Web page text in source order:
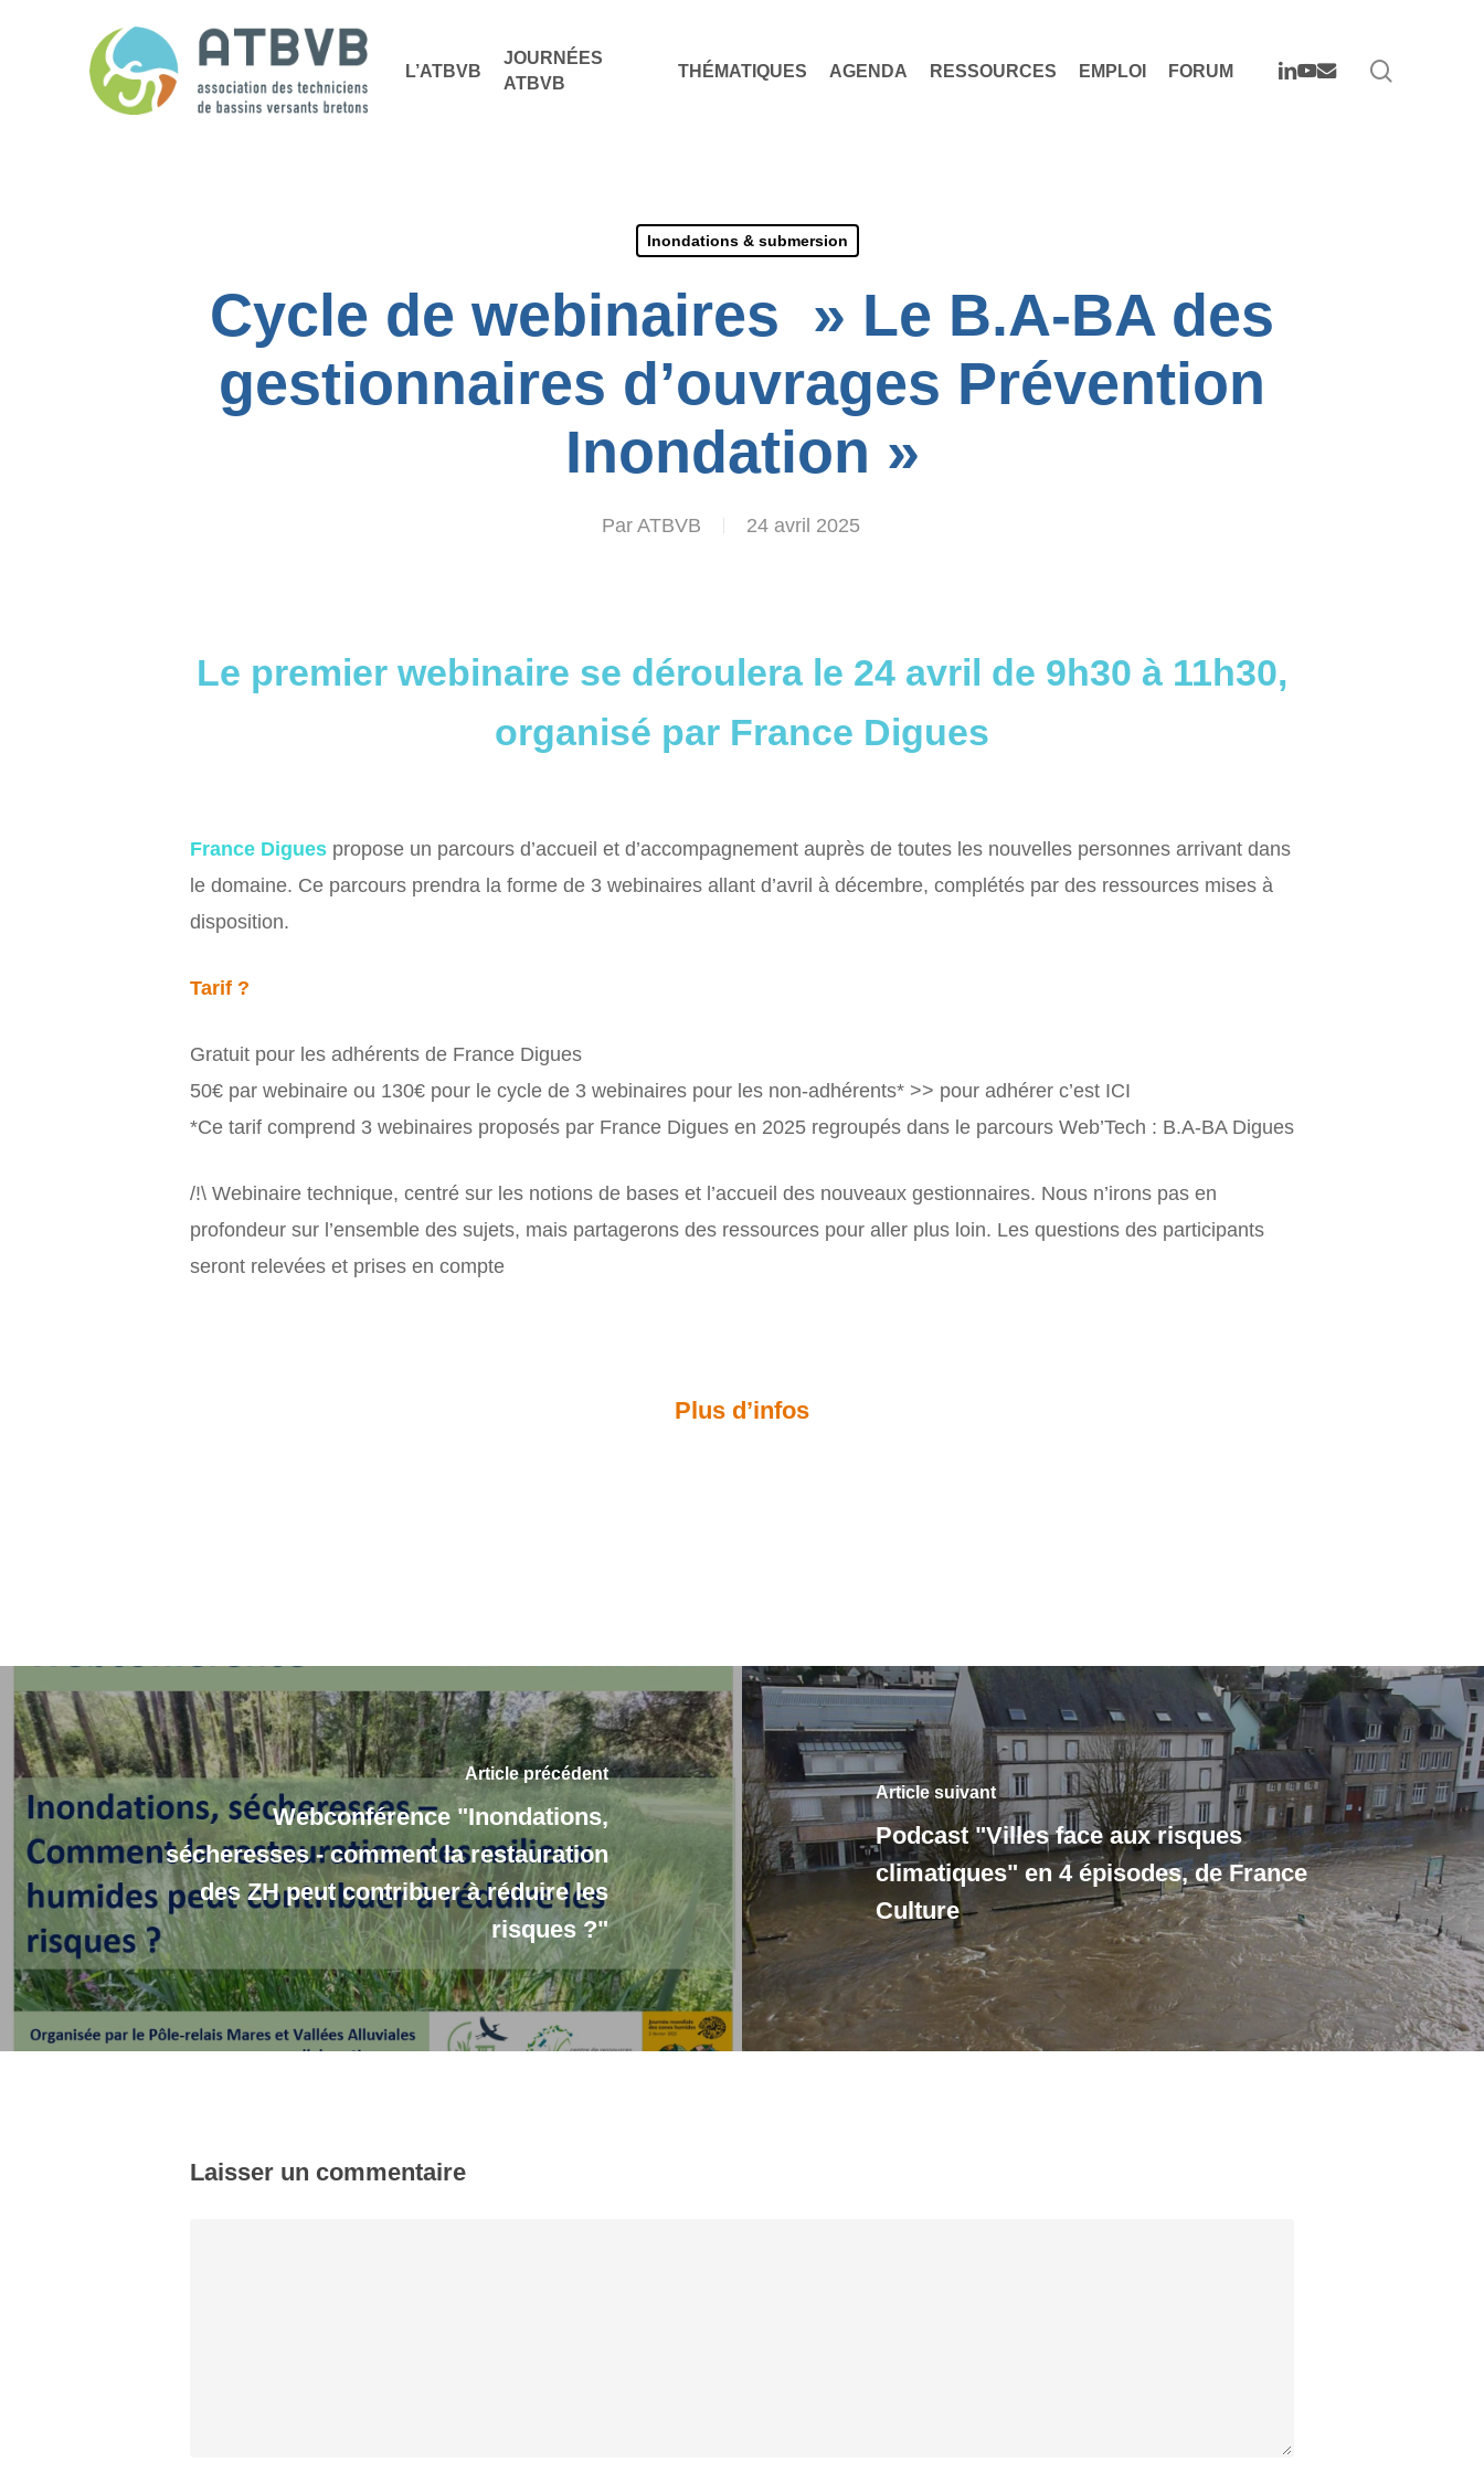
L’ATBVB
JOURNÉES
ATBVB
THÉMATIQUES AGENDA RESSOURCES EMPLOI FORUM LINKEDIN
YOUTUBE
EMAIL
Inondations & submersion
Cycle de webinaires » Le B.A-BA des
gestionnaires d’ouvrages Prévention
Inondation »
Par ATBVB 24 avril 2025
Le premier webinaire se déroulera le 24 avril de 9h30 à 11h30,
organisé par France Digues
France Digues propose un parcours d’accueil et d’accompagnement auprès de toutes les nouvelles personnes arrivant dans
le domaine. Ce parcours prendra la forme de 3 webinaires allant d’avril à décembre, complétés par des ressources mises à
disposition.
Tarif ?
Gratuit pour les adhérents de France Digues
50€ par webinaire ou 130€ pour le cycle de 3 webinaires pour les non-adhérents* >> pour adhérer c’est ICI
*Ce tarif comprend 3 webinaires proposés par France Digues en 2025 regroupés dans le parcours Web’Tech : B.A-BA Digues
/!\ Webinaire technique, centré sur les notions de bases et l’accueil des nouveaux gestionnaires. Nous n’irons pas en
profondeur sur l’ensemble des sujets, mais partagerons des ressources pour aller plus loin. Les questions des participants
seront relevées et prises en compte
Plus d’infos
Article précédent
Webconférence "Inondations,
sécheresses - comment la restauration
des ZH peut contribuer à réduire les
risques ?"
Article suivant
Podcast "Villes face aux risques
climatiques" en 4 épisodes, de France
Culture
Laisser un commentaire